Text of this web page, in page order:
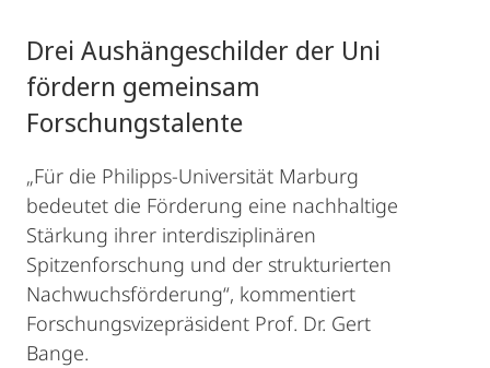
Drei Aushängeschilder der Uni
fördern gemeinsam
Forschungstalente
„Für die Philipps-Universität Marburg
bedeutet die Förderung eine nachhaltige
Stärkung ihrer interdisziplinären
Spitzenforschung und der strukturierten
Nachwuchsförderung“, kommentiert
Forschungsvizepräsident Prof. Dr. Gert
Bange.